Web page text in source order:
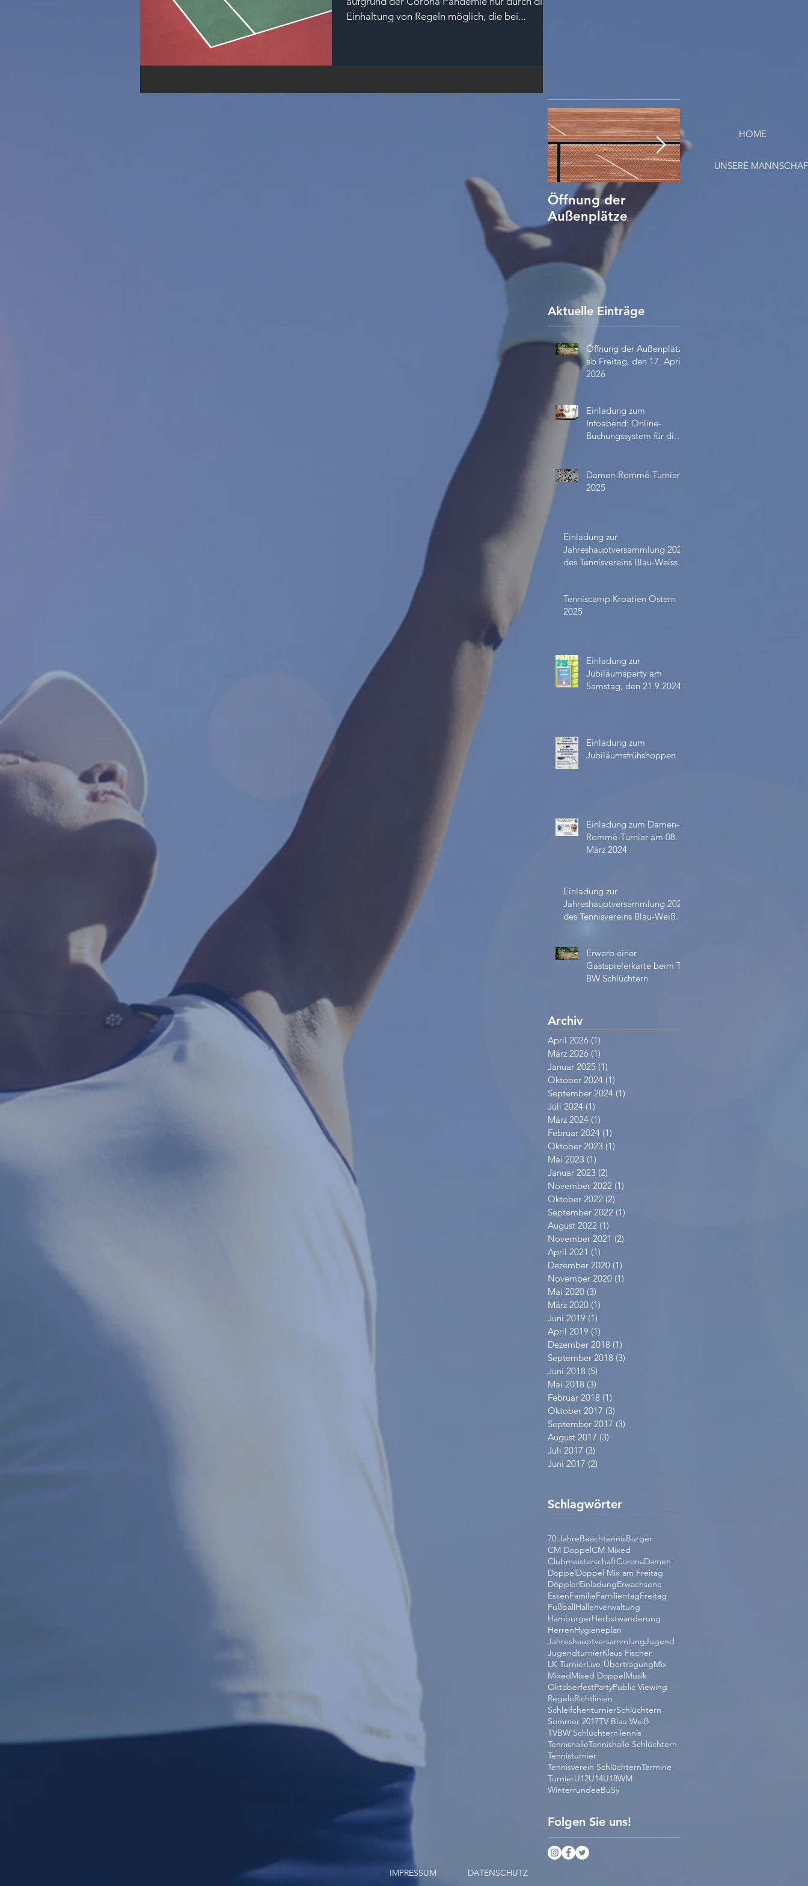
Einhaltung von Regeln möglich, die bei...
Öffnung der
Außenplätze
HOME
UNSERE
Aktuelle Einträge
Öffnung der Außenplätze
ab Freitag, den 17. April
2026
Einladung zum
Infoabend: Online-
Buchungssystem für die
Damen-Rommé-Turnier
2025
Einladung zur
Jahreshauptversammlung 2024
des Tennisvereins Blau-Weiss
Tenniscamp Kroatien Ostern
2025
Einladung zur
Jubiläumsparty am
Samstag, den 21.9.2024
Einladung zum
Jubiläumsfrühshoppen
Einladung zum Damen-
Rommé-Turnier am 08.
März 2024
Einladung zur
Jahreshauptversammlung 2023
des Tennisvereins Blau-Weiß
Erwerb einer
Gastspielerkarte beim TV
BW Schlüchtern
Archiv
April 2026 (1)
März 2026 (1)
Januar 2025 (1)
Oktober 2024 (1)
September 2024 (1)
Juli 2024 (1)
März 2024 (1)
Februar 2024 (1)
Oktober 2023 (1)
Mai 2023 (1)
Januar 2023 (2)
November 2022 (1)
Oktober 2022 (2)
September 2022 (1)
August 2022 (1)
November 2021 (2)
April 2021 (1)
Dezember 2020 (1)
November 2020 (1)
Mai 2020 (3)
März 2020 (1)
Juni 2019 (1)
April 2019 (1)
Dezember 2018 (1)
September 2018 (3)
Juni 2018 (5)
Mai 2018 (3)
Februar 2018 (1)
Oktober 2017 (3)
September 2017 (3)
August 2017 (3)
Juli 2017 (3)
Juni 2017 (2)
Schlagwörter
70 JahreBeachtennisBurger
CM DoppelCM Mixed
ClubmeisterschaftCoronaDamen
DoppelDoppel Mix am Freitag
DöpplerEinladungErwachsene
EssenFamilieFamilientagFreitag
FußballHallenverwaltung
HamburgerHerbstwanderung
HerrenHygieneplan
JahreshauptversammlungJugend
JugendturnierKlaus Fischer
LK TurnierLive-ÜbertragungMix
MixedMixed DoppelMusik
OktoberfestPartyPublic Viewing
RegelnRichtlinien
SchleifchenturnierSchlüchtern
Sommer 2017TV Blau Weiß
TVBW SchlüchternTennis
TennishalleTennishalle Schlüchtern
Tennisturnier
Tennisverein SchlüchternTermine
TurnierU12U14U18WM
WinterrundeeBuSy
Folgen Sie uns!
IMPRESSUM DATENSCHUTZ